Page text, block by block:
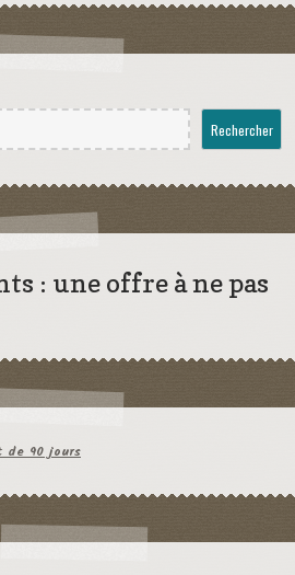
Rechercher
: une offre à ne pas
de 90 jours